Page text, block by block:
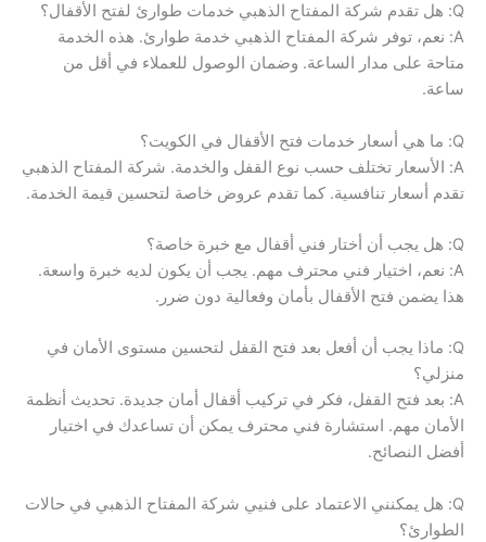
Q: هل تقدم شركة المفتاح الذهبي خدمات طوارئ لفتح الأقفال؟
A: نعم، توفر شركة المفتاح الذهبي خدمة طوارئ. هذه الخدمة
متاحة على مدار الساعة. وضمان الوصول للعملاء في أقل من
ساعة.
Q: ما هي أسعار خدمات فتح الأقفال في الكويت؟
A: الأسعار تختلف حسب نوع القفل والخدمة. شركة المفتاح الذهبي
تقدم أسعار تنافسية. كما تقدم عروض خاصة لتحسين قيمة الخدمة.
Q: هل يجب أن أختار فني أقفال مع خبرة خاصة؟
A: نعم، اختيار فني محترف مهم. يجب أن يكون لديه خبرة واسعة.
هذا يضمن فتح الأقفال بأمان وفعالية دون ضرر.
Q: ماذا يجب أن أفعل بعد فتح القفل لتحسين مستوى الأمان في
منزلي؟
A: بعد فتح القفل، فكر في تركيب أقفال أمان جديدة. تحديث أنظمة
الأمان مهم. استشارة فني محترف يمكن أن تساعدك في اختيار
أفضل النصائح.
Q: هل يمكنني الاعتماد على فنيي شركة المفتاح الذهبي في حالات
الطوارئ؟